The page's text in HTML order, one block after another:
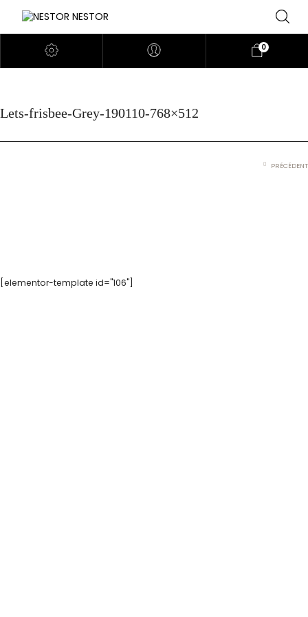
0
Lets-frisbee-Grey-190110-768×512
PRÉCÉDENT
[elementor-template id="106"]